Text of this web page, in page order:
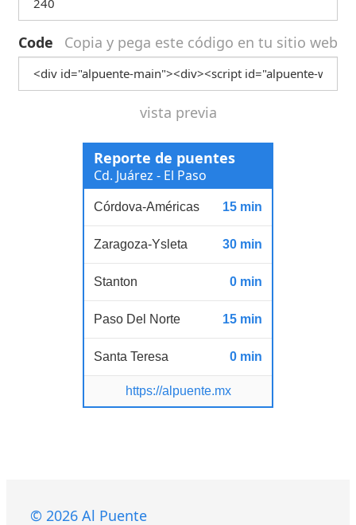
Code Copia y pega este código en tu sitio web
vista previa
Reporte de puentes
Cd. Juárez - El Paso
Córdova-Américas 15 min
Zaragoza-Ysleta 30 min
Stanton 0 min
Paso Del Norte 15 min
Santa Teresa 0 min
https://alpuente.mx
© 2026 Al Puente